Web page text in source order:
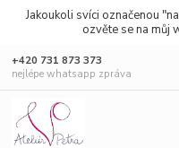
Jakoukoli svíci označenou
ozvěte se na můj
+420 731 873 373
nejlépe whatsapp zpráva